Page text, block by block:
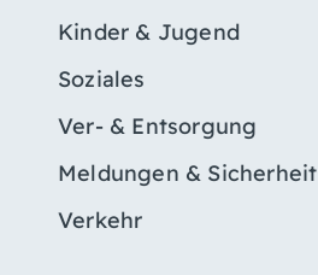
Kinder & Jugend
Soziales
Ver- & Entsorgung
Meldungen & Sicherheit
Verkehr